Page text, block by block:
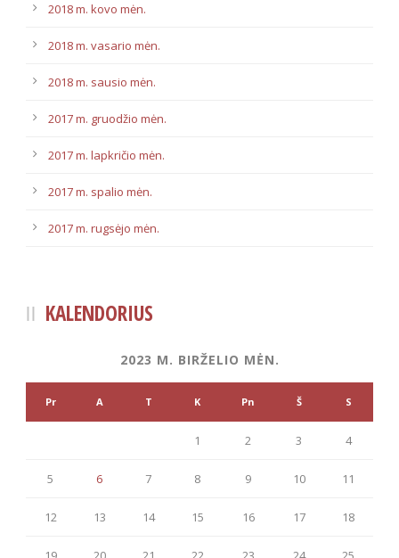
2018 m. kovo mėn.
2018 m. vasario mėn.
2018 m. sausio mėn.
2017 m. gruodžio mėn.
2017 m. lapkričio mėn.
2017 m. spalio mėn.
2017 m. rugsėjo mėn.
KALENDORIUS
2023 M. BIRŽELIO MĖN.
Pr A T K Pn Š S
1 2 3 4
5 6 7 8 9 10 11
12 13 14 15 16 17 18